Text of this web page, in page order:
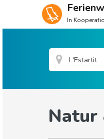
In
Natur